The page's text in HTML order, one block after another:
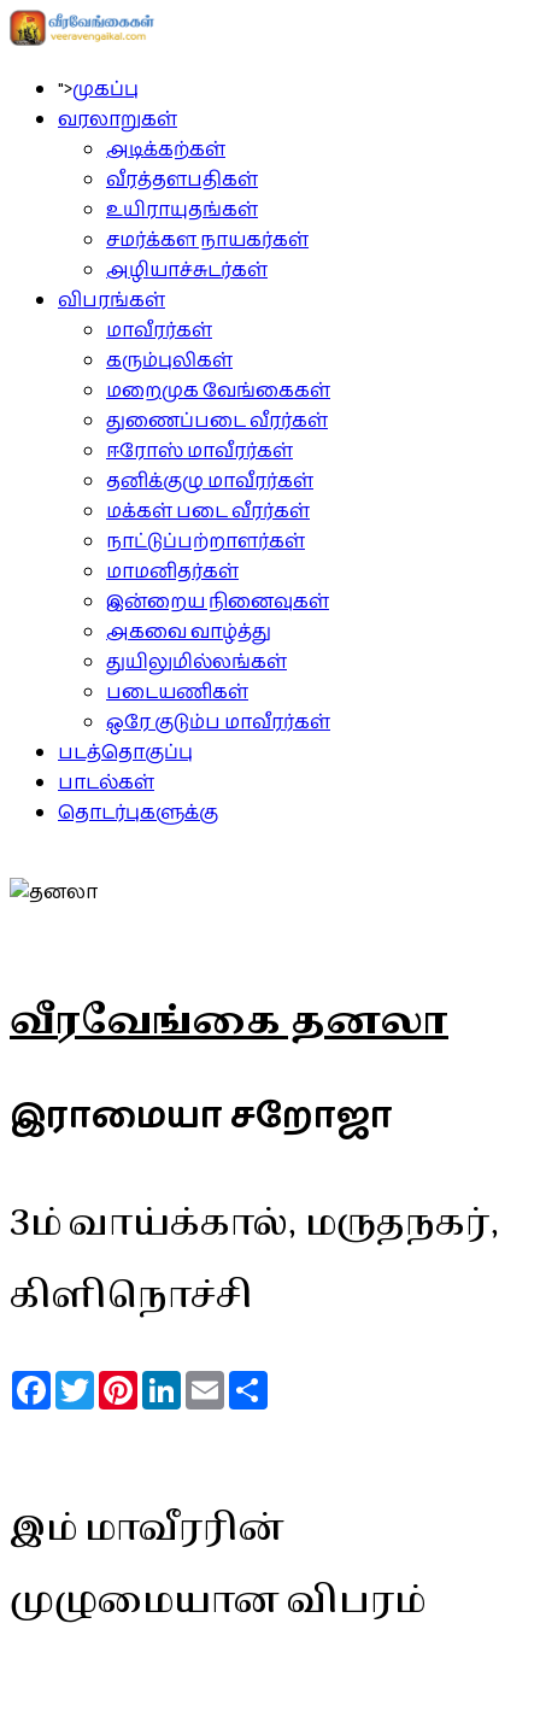
">முகப்பு
வரலாறுகள்
அடிக்கற்கள்
வீரத்தளபதிகள்
உயிராயுதங்கள்
சமர்க்கள நாயகர்கள்
அழியாச்சுடர்கள்
விபரங்கள்
மாவீரர்கள்
கரும்புலிகள்
மறைமுக வேங்கைகள்
துணைப்படை வீரர்கள்
ஈரோஸ் மாவீரர்கள்
தனிக்குழு மாவீரர்கள்
மக்கள் படை வீரர்கள்
நாட்டுப்பற்றாளர்கள்
மாமனிதர்கள்
இன்றைய நினைவுகள்
அகவை வாழ்த்து
துயிலுமில்லங்கள்
படையணிகள்
ஒரே குடும்ப மாவீரர்கள்
படத்தொகுப்பு
பாடல்கள்
தொடர்புகளுக்கு
வீரவேங்கை தனலா
இராமையா சறோஜா
3ம் வாய்க்கால், மருதநகர்,
கிளிநொச்சி
FacebookTwitterPinterestLinkedInEmail
இம் மாவீரரின்
முழுமையான விபரம்